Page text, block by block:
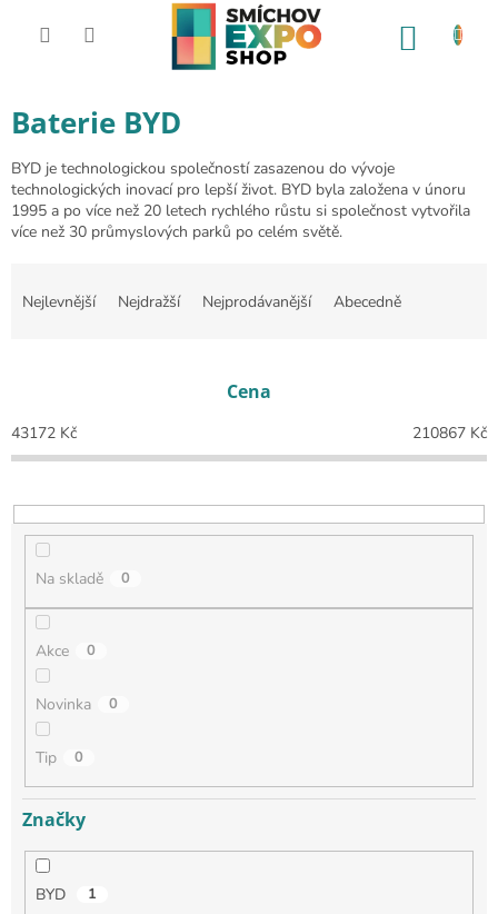
Baterie BYD
BYD je technologickou společností zasazenou do vývoje
technologických inovací pro lepší život. BYD byla založena v únoru
1995 a po více než 20 letech rychlého růstu si společnost vytvořila
více než 30 průmyslových parků po celém světě.
Nejlevnější Nejdražší Nejprodávanější Abecedně
Cena
43172 Kč 210867 Kč
Na skladě 0
Akce 0
Novinka 0
Tip 0
Značky
BYD 1